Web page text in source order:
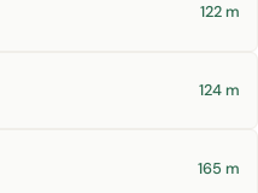
122 m
124 m
165 m